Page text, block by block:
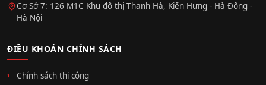
Cơ Sở 7: 126 M1C Khu đô thị Thanh Hà, Kiến Hưng - Hà Đông -
Hà Nội
ĐIỀU KHOẢN CHÍNH SÁCH
Chính sách thi công